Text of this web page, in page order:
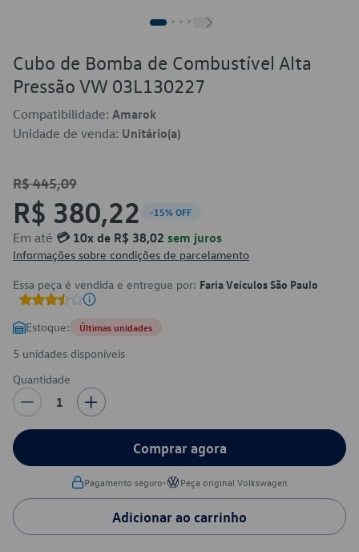
Cubo de Bomba de Combustível Alta
Pressão VW 03L130227
Compatibilidade: Amarok
Unidade de venda: Unitário(a)
R$ 445,09
R$ 380,22 -15% OFF
Em até 💳 10x de R$ 38,02 sem juros
Informações sobre condições de parcelamento
Essa peça é vendida e entregue por: Faria Veículos São Paulo
Estoque: Últimas unidades
5 unidades disponíveis
Quantidade
1
Comprar agora
Pagamento seguro• Peça original Volkswagen
Adicionar ao carrinho